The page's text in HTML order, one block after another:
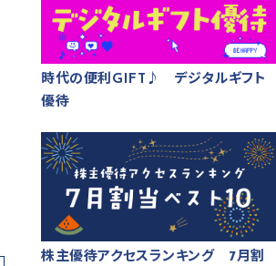
時代の便利GIFT♪ デジタルギフト
優待
株主優待アクセスランキング 7月割